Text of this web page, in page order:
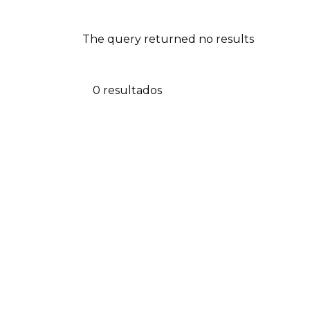
The query returned no results
0 resultados